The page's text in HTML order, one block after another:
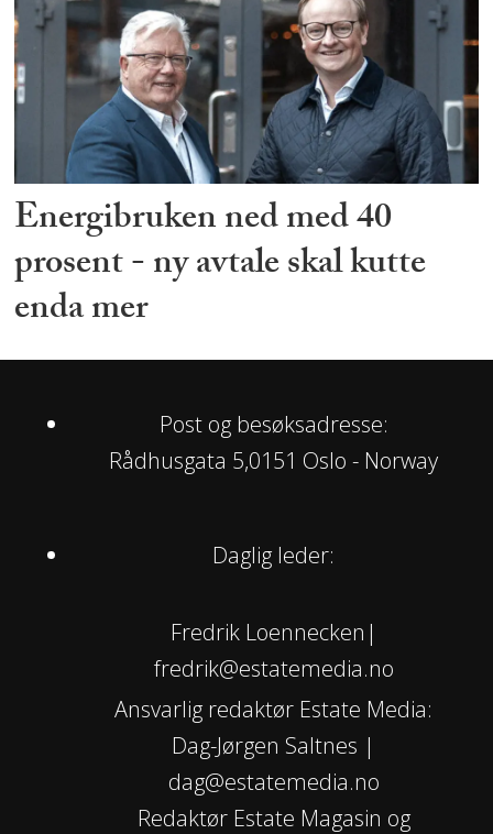
Energibruken ned med 40
prosent - ny avtale skal kutte
enda mer
Post og besøksadresse:
Rådhusgata 5,0151 Oslo - Norway
Daglig leder:
Fredrik Loennecken|
fredrik@estatemedia.no
Ansvarlig redaktør Estate Media:
Dag-Jørgen Saltnes |
dag@estatemedia.no
Redaktør Estate Magasin og